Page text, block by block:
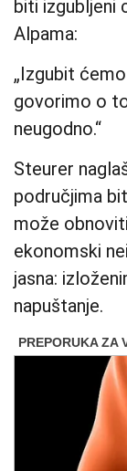
biti izgubljeni
Alpama:
„Izgubit
govorimo o
neugodno.“
Steurer
područjima
može
ekonomski
jasna:
napuštanje.